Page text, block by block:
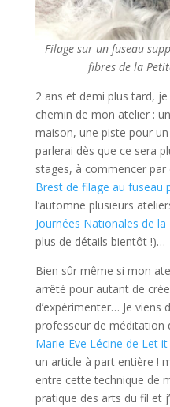
Filage sur un fuseau
fibres de la
2 ans et demi plus tard,
chemin de mon atelier :
maison, une piste pour
parlerai dès que ce sera
stages, à commencer par
Brest de filage au fuseau
l’automne plusieurs
Journées Nationales de la
plus de détails bientôt !)…
Bien sûr même si mon
arrêté pour autant de
d’expérimenter… Je
professeur de méditation
Marie-Eve Lécine de Let
un article à part entière !
entre cette technique de
pratique des arts du fil et